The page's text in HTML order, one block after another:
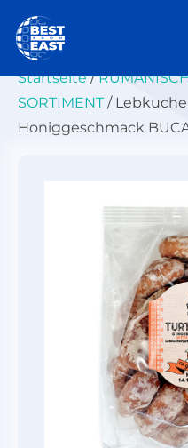
Inhalt
springen
Startseite/
SORTIMENT/
Honiggeschmack